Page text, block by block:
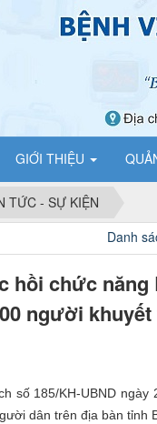
GIỚI THIỆU
TỨC - SỰ KIỆN
người thực hành khám
hồi chức
người khuyết
185/KH-UBND ngày
dân trên địa bàn tỉnh